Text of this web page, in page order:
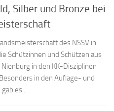
Silber und Bronze bei
des NSSV in
Schützinnen und Schützen aus
in den KK-Disziplinen
in den Auflage- und
es...